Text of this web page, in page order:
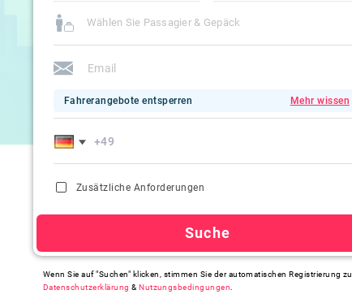
Wählen Sie Passagier & Gepäck
Fahrerangebote entsperren Mehr wissen
Zusätzliche Anforderungen
Suche
Wenn Sie auf "Suchen" klicken, stimmen Sie der automatischen Registrierung zu,
Datenschutzerklärung &Nutzungsbedingungen